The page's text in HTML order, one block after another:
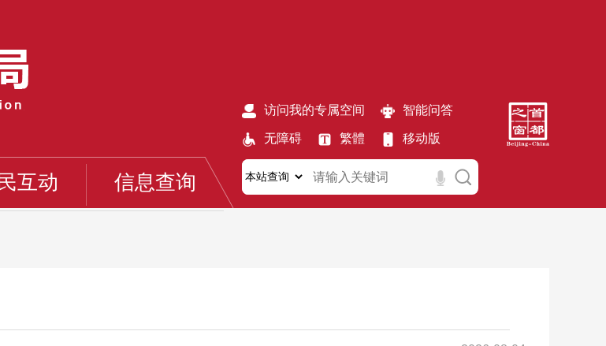
互动 信息查询
访问我的专属空间 智能问答
无障碍 繁體 移动版